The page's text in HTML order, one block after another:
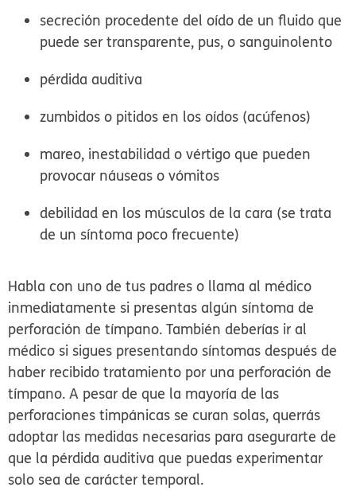
secreción procedente del oído de un fluido que
puede ser transparente, pus, o sanguinolento
pérdida auditiva
zumbidos o pitidos en los oídos (acúfenos)
mareo, inestabilidad o vértigo que pueden
provocar náuseas o vómitos
debilidad en los músculos de la cara (se trata
de un síntoma poco frecuente)
Habla con uno de tus padres o llama al médico
inmediatamente si presentas algún síntoma de
perforación de tímpano. También deberías ir al
médico si sigues presentando síntomas después de
haber recibido tratamiento por una perforación de
tímpano. A pesar de que la mayoría de las
perforaciones timpánicas se curan solas, querrás
adoptar las medidas necesarias para asegurarte de
que la pérdida auditiva que puedas experimentar
solo sea de carácter temporal.